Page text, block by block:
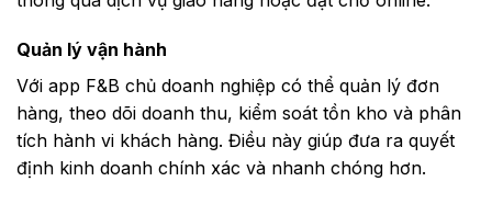
Quản lý vận hành
Với app F&B chủ doanh nghiệp có thể quản lý đơn
hàng, theo dõi doanh thu, kiểm soát tồn kho và phân
tích hành vi khách hàng. Điều này giúp đưa ra quyết
định kinh doanh chính xác và nhanh chóng hơn.